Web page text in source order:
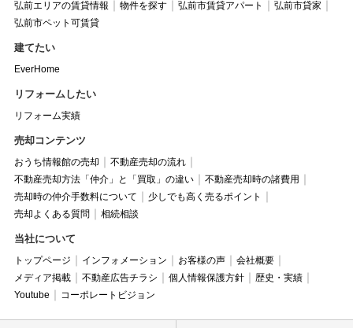
弘前エリアの賃貸情報 物件を探す 弘前市賃貸アパート
弘前市貸家
弘前市ペット可賃貸
建てたい
EverHome
リフォームしたい
リフォーム実績
売却コンテンツ
おうち情報館の売却
不動産売却の流れ
不動産売却方法「仲介」と「買取」の違い
不動産売却時の諸費用
売却時の仲介手数料について
少しでも高く売るポイント
売却よくある質問
相続相談
当社について
トップページ インフォメーション お客様の声
会社概要
メディア掲載
不動産広告チラシ 個人情報保護方針
歴史・実績
Youtube
コーポレートビジョン